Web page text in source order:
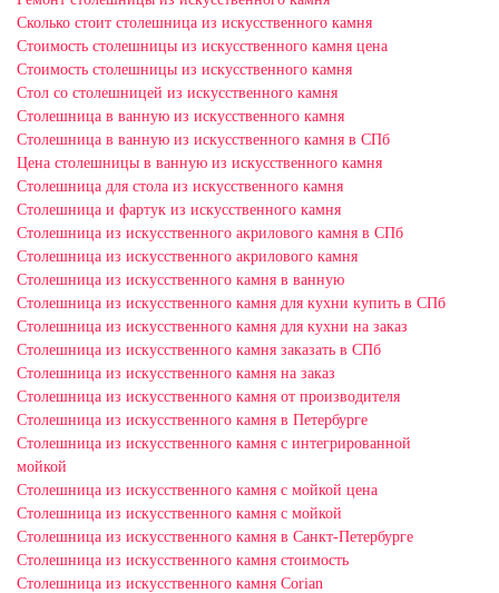
Сколько стоит столешница из искусственного камня
Стоимость столешницы из искусственного камня цена
Стоимость столешницы из искусственного камня
Стол со столешницей из искусственного камня
Столешница в ванную из искусственного камня
Столешница в ванную из искусственного камня в СПб
Цена столешницы в ванную из искусственного камня
Столешница для стола из искусственного камня
Столешница и фартук из искусственного камня
Столешница из искусственного акрилового камня в СПб
Столешница из искусственного акрилового камня
Столешница из искусственного камня в ванную
Столешница из искусственного камня для кухни купить в СПб
Столешница из искусственного камня для кухни на заказ
Столешница из искусственного камня заказать в СПб
Столешница из искусственного камня на заказ
Столешница из искусственного камня от производителя
Столешница из искусственного камня в Петербурге
Столешница из искусственного камня с интегрированной
мойкой
Столешница из искусственного камня с мойкой цена
Столешница из искусственного камня с мойкой
Столешница из искусственного камня в Санкт-Петербурге
Столешница из искусственного камня стоимость
Столешница из искусственного камня Сorian